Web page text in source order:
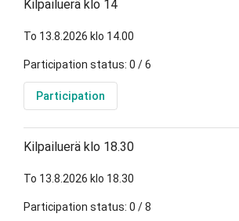
Kilpailuerä klo 14
To 13.8.2026 klo 14.00
Participation status: 0 / 6
Participation
Kilpailuerä klo 18.30
To 13.8.2026 klo 18.30
Participation status: 0 / 8